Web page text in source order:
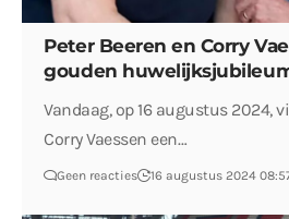
Peter Beeren en Corry
gouden
Vandaag, op 16 augustus 2024,
Corry Vaessen een…
Geen reacties 16 augustus 2024